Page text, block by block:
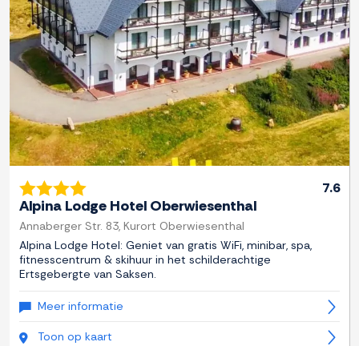
Previous Next
7.6
Alpina Lodge Hotel Oberwiesenthal
Annaberger Str. 83, Kurort Oberwiesenthal
Alpina Lodge Hotel: Geniet van gratis WiFi, minibar, spa,
fitnesscentrum & skihuur in het schilderachtige
Ertsgebergte van Saksen.
Meer informatie
Toon op kaart